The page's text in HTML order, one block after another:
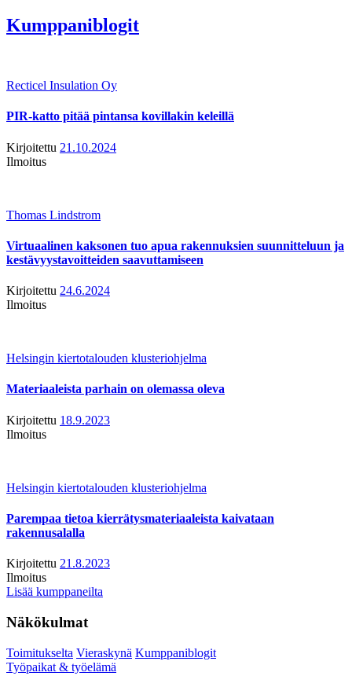
Kumppaniblogit
Recticel Insulation Oy
PIR-katto pitää pintansa kovillakin keleillä
Kirjoitettu 21.10.2024
Ilmoitus
Thomas Lindstrom
Virtuaalinen kaksonen tuo apua rakennuksien suunnitteluun ja
kestävyystavoitteiden saavuttamiseen
Kirjoitettu 24.6.2024
Ilmoitus
Helsingin kiertotalouden klusteriohjelma
Materiaaleista parhain on olemassa oleva
Kirjoitettu 18.9.2023
Ilmoitus
Helsingin kiertotalouden klusteriohjelma
Parempaa tietoa kierrätysmateriaaleista kaivataan
rakennusalalla
Kirjoitettu 21.8.2023
Ilmoitus
Lisää kumppaneilta
Näkökulmat
Toimitukselta Vieraskynä Kumppaniblogit
Työpaikat & työelämä